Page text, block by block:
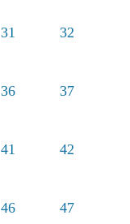
31 32
36 37
41 42
46 47